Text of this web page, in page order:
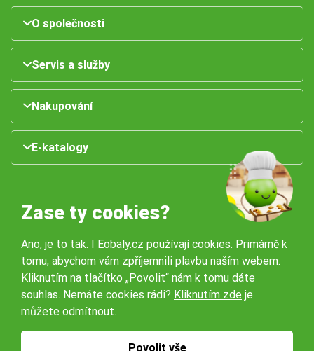
O společnosti
Servis a služby
Nakupování
E-katalogy
Naše pobočky:
Obchodní podmínky
Zase ty cookies?
Ano, je to tak. I Eobaly.cz používají cookies. Primárně k
tomu, abychom vám zpříjemnili plavbu naším webem.
Kliknutím na tlačítko „Povolit“ nám k tomu dáte
souhlas. Nemáte cookies rádi? Kliknutím zde je
můžete odmítnout.
Povolit vše